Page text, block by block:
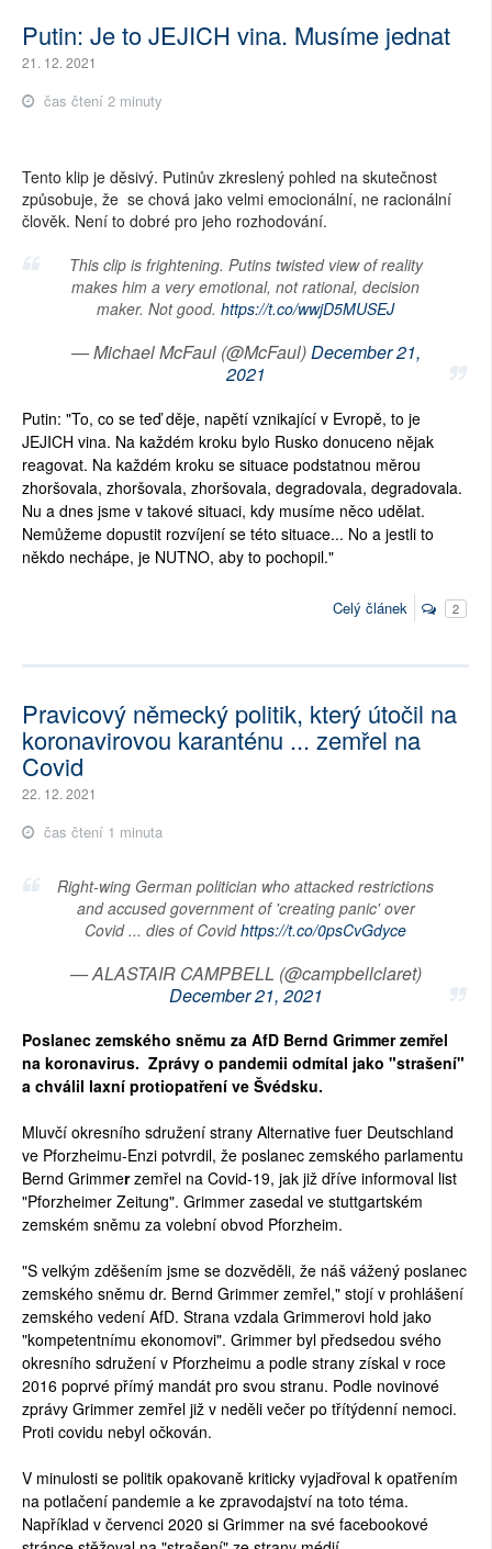
Putin: Je to JEJICH vina. Musíme jednat
21. 12. 2021
čas čtení 2 minuty
Tento klip je děsivý. Putinův zkreslený pohled na skutečnost
způsobuje, že se chová jako velmi emocionální, ne racionální
člověk. Není to dobré pro jeho rozhodování.
This clip is frightening. Putins twisted view of reality
makes him a very emotional, not rational, decision
maker. Not good. https://t.co/wwjD5MUSEJ
— Michael McFaul (@McFaul)December 21,
2021
Putin: "To, co se teď děje, napětí vznikající v Evropě, to je
JEJICH vina. Na každém kroku bylo Rusko donuceno nějak
reagovat. Na každém kroku se situace podstatnou měrou
zhoršovala, zhoršovala, zhoršovala, degradovala, degradovala.
Nu a dnes jsme v takové situaci, kdy musíme něco udělat.
Nemůžeme dopustit rozvíjení se této situace... No a jestli to
někdo nechápe, je NUTNO, aby to pochopil."
Celý článek 2
Pravicový německý politik, který útočil na
koronavirovou karanténu ... zemřel na
Covid
22. 12. 2021
čas čtení 1 minuta
Right-wing German politician who attacked restrictions
and accused government of 'creating panic' over
Covid ... dies of Covidhttps://t.co/0psCvGdyce
— ALASTAIR CAMPBELL (@campbellclaret)
December 21, 2021
Poslanec zemského sněmu za AfD Bernd Grimmer zemřel
na koronavirus. Zprávy o pandemii odmítal jako "strašení"
a chválil laxní protiopatření ve Švédsku.
Mluvčí okresního sdružení strany Alternative fuer Deutschland
ve Pforzheimu-Enzi potvrdil, že poslanec zemského parlamentu
Bernd Grimmer zemřel na Covid-19, jak již dříve informoval list
"Pforzheimer Zeitung". Grimmer zasedal ve stuttgartském
zemském sněmu za volební obvod Pforzheim.
"S velkým zděšením jsme se dozvěděli, že náš vážený poslanec
zemského sněmu dr. Bernd Grimmer zemřel," stojí v prohlášení
zemského vedení AfD. Strana vzdala Grimmerovi hold jako
"kompetentnímu ekonomovi". Grimmer byl předsedou svého
okresního sdružení v Pforzheimu a podle strany získal v roce
2016 poprvé přímý mandát pro svou stranu. Podle novinové
zprávy Grimmer zemřel již v neděli večer po třítýdenní nemoci.
Proti covidu nebyl očkován.
V minulosti se politik opakovaně kriticky vyjadřoval k opatřením
na potlačení pandemie a ke zpravodajství na toto téma.
Například v červenci 2020 si Grimmer na své facebookové